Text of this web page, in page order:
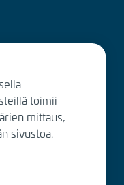
toimii
mittaus,
sivustoa.